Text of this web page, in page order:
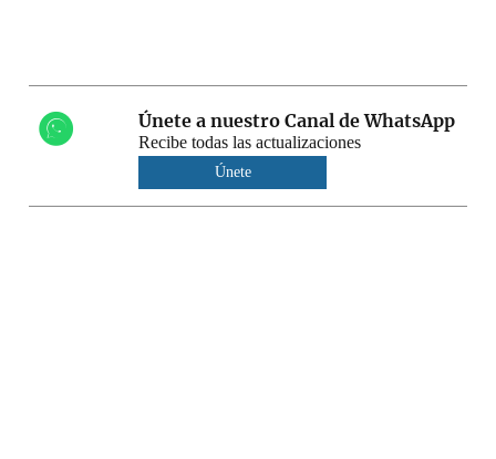
Únete a nuestro Canal de WhatsApp
Recibe todas las actualizaciones
Únete